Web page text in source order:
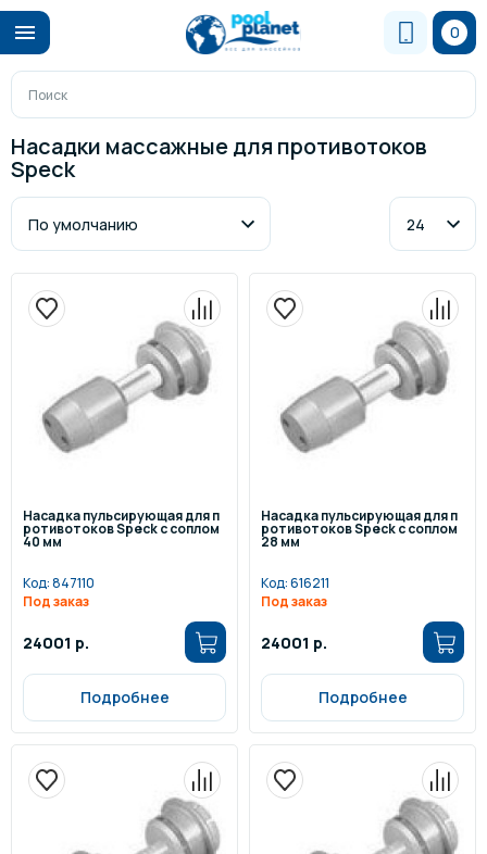
0
Насадки массажные для противотоков
Speck
Насадка пульсирующая для п
ротивотоков Speck с соплом
40 мм
Код:847110
Под заказ
24001 р.
Подробнее
Насадка пульсирующая для п
ротивотоков Speck с соплом
28 мм
Код:616211
Под заказ
24001 р.
Подробнее